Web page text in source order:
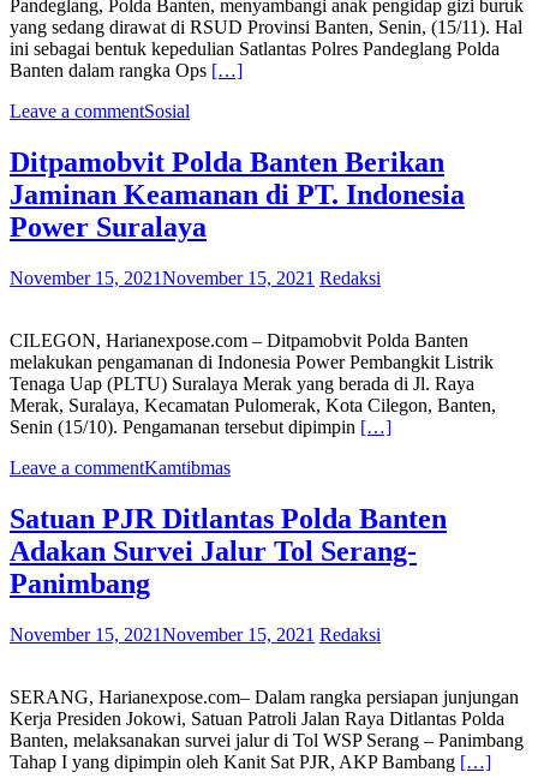
Pandeglang, Polda Banten, menyambangi anak pengidap gizi buruk
yang sedang dirawat di RSUD Provinsi Banten, Senin, (15/11). Hal
ini sebagai bentuk kepedulian Satlantas Polres Pandeglang Polda
Banten dalam rangka Ops […]
Leave a commentSosial
Ditpamobvit Polda Banten Berikan
Jaminan Keamanan di PT. Indonesia
Power Suralaya
November 15, 2021November 15, 2021 Redaksi
CILEGON, Harianexpose.com – Ditpamobvit Polda Banten
melakukan pengamanan di Indonesia Power Pembangkit Listrik
Tenaga Uap (PLTU) Suralaya Merak yang berada di Jl. Raya
Merak, Suralaya, Kecamatan Pulomerak, Kota Cilegon, Banten,
Senin (15/10). Pengamanan tersebut dipimpin […]
Leave a commentKamtibmas
Satuan PJR Ditlantas Polda Banten
Adakan Survei Jalur Tol Serang-
Panimbang
November 15, 2021November 15, 2021 Redaksi
SERANG, Harianexpose.com– Dalam rangka persiapan junjungan
Kerja Presiden Jokowi, Satuan Patroli Jalan Raya Ditlantas Polda
Banten, melaksanakan survei jalur di Tol WSP Serang – Panimbang
Tahap I yang dipimpin oleh Kanit Sat PJR, AKP Bambang […]